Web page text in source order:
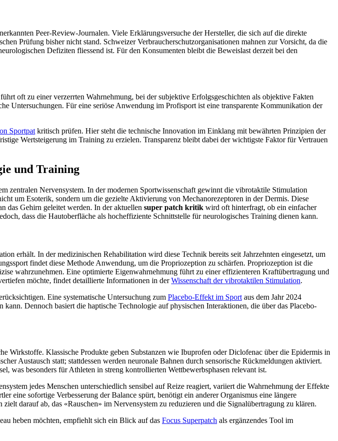
Peer-Review-Journalen. Viele Erklärungsversuche der Hersteller, die sich auf die direkte
Prüfung bisher nicht stand. Schweizer Verbraucherschutzorganisationen mahnen zur Vorsicht, da die
Defiziten fliessend ist. Für den Konsumenten bleibt die Beweislast derzeit bei den
oft zu einer verzerrten Wahrnehmung, bei der subjektive Erfolgsgeschichten als objektive Fakten
Untersuchungen. Für eine seriöse Anwendung im Profisport ist eine transparente Kommunikation der
Sportpatkritisch prüfen. Hier steht die technische Innovation im Einklang mit bewährten Prinzipien der
Wertsteigerung im Training zu erzielen. Transparenz bleibt dabei der wichtigste Faktor für Vertrauen
und Training
zentralen Nervensystem. In der modernen Sportwissenschaft gewinnt die vibrotaktile Stimulation
um Esoterik, sondern um die gezielte Aktivierung von Mechanorezeptoren in der Dermis. Diese
das Gehirn geleitet werden. In der aktuellen super patch kritik wird oft hinterfragt, ob ein einfacher
dass die Hautoberfläche als hocheffiziente Schnittstelle für neurologisches Training dienen kann.
erhält. In der medizinischen Rehabilitation wird diese Technik bereits seit Jahrzehnten eingesetzt, um
findet diese Methode Anwendung, um die Propriozeption zu schärfen. Propriozeption ist die
wahrzunehmen. Eine optimierte Eigenwahrnehmung führt zu einer effizienteren Kraftübertragung und
möchte, findet detaillierte Informationen in derWissenschaft der vibrotaktilen Stimulation.
Eine systematische Untersuchung zum Placebo-Effekt im Sport aus dem Jahr 2024
Dennoch basiert die haptische Technologie auf physischen Interaktionen, die über das Placebo-
Wirkstoffe. Klassische Produkte geben Substanzen wie Ibuprofen oder Diclofenac über die Epidermis in
Austausch statt; stattdessen werden neuronale Bahnen durch sensorische Rückmeldungen aktiviert.
was besonders für Athleten in streng kontrollierten Wettbewerbsphasen relevant ist.
jedes Menschen unterschiedlich sensibel auf Reize reagiert, variiert die Wahrnehmung der Effekte
eine sofortige Verbesserung der Balance spürt, benötigt ein anderer Organismus eine längere
darauf ab, das «Rauschen» im Nervensystem zu reduzieren und die Signalübertragung zu klären.
heben möchten, empfiehlt sich ein Blick auf das Focus Superpatch als ergänzendes Tool im